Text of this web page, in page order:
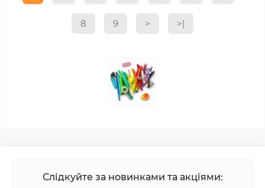
8 9 > >|
Слідкуйте за новинками та акціями: